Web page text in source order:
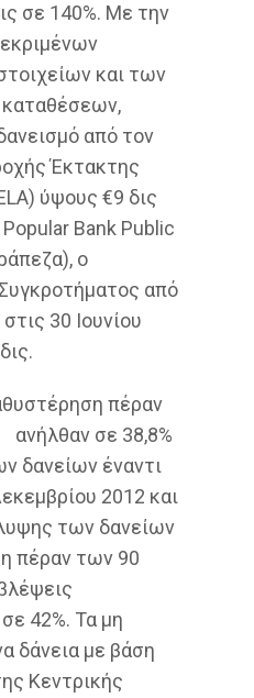
σε 140%. Με την
και των
από τον
Έκτακτης
ύψους €9 δις
Bank Public
ο
από
30 Ιουνίου
πέραν
ανήλθαν σε 38,8%
δανείων έναντι
2012 και
των δανείων
πέραν των 90
42%. Τα μη
δάνεια με βάση
Κεντρικής